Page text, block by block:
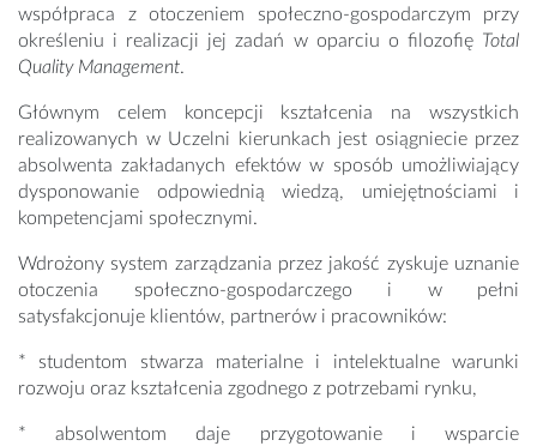
współpraca z otoczeniem społeczno-gospodarczym przy
określeniu i realizacji jej zadań w oparciu o filozofię Total
Quality Management.
Głównym celem koncepcji kształcenia na wszystkich
realizowanych w Uczelni kierunkach jest osiągniecie przez
absolwenta zakładanych efektów w sposób umożliwiający
dysponowanie odpowiednią wiedzą, umiejętnościami i
kompetencjami społecznymi.
Wdrożony system zarządzania przez jakość zyskuje uznanie
otoczenia społeczno-gospodarczego i w pełni
satysfakcjonuje klientów, partnerów i pracowników:
* studentom stwarza materialne i intelektualne warunki
rozwoju oraz kształcenia zgodnego z potrzebami rynku,
* absolwentom daje przygotowanie i wsparcie